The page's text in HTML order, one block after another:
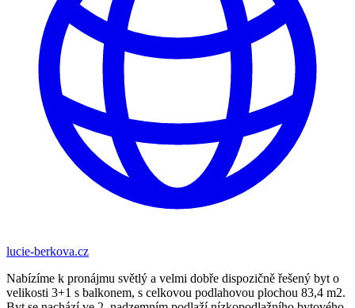
lucie-berkova.cz
Nabízíme k pronájmu světlý a velmi dobře dispozičně řešený byt o
velikosti 3+1 s balkonem, s celkovou podlahovou plochou 83,4 m2.